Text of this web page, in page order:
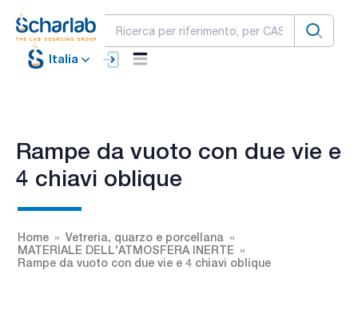
Italia
Rampe da vuoto con due vie e
4 chiavi oblique
Home
Vetreria, quarzo e porcellana
MATERIALE DELL'ATMOSFERA INERTE
Rampe da vuoto con due vie e 4 chiavi oblique